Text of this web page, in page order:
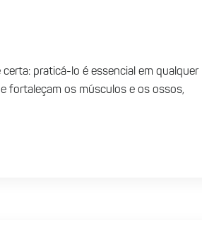
praticá-lo é essencial em qualquer
fortaleçam os músculos e os ossos,